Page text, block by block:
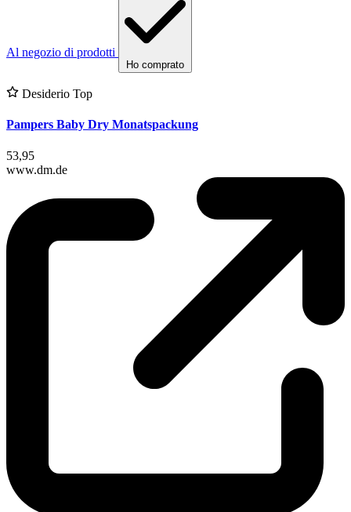
Al negozio di prodotti
Ho comprato
Desiderio Top
Pampers Baby Dry Monatspackung
53,95
www.dm.de